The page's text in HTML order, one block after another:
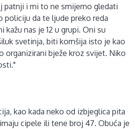
patnji i mi to ne smijemo gledati
policiju da te ljude preko reda
nas je 12 u grupi. Oni su
svetinja, biti komšija isto je kao
organizirani bježe kroz svijet. Niko
kao kada neko od izbjeglica pita
cipele ili tene broj 47. Obuća je